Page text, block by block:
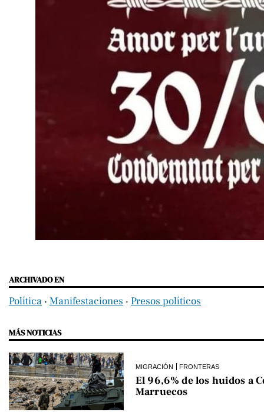
ARCHIVADO EN
Política ‧ Manifestaciones ‧ Presos políticos
MÁS NOTICIAS
MIGRACIÓN FRONTERAS
El 96,6% de los huidos a
Marruecos